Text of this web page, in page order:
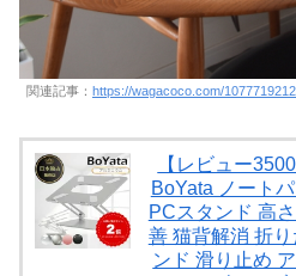
関連記事： https://wagacoco.com/
【レビュー
BoYata ノート
PCスタンド 高
善 猫背解消 折
ンド 滑り止め